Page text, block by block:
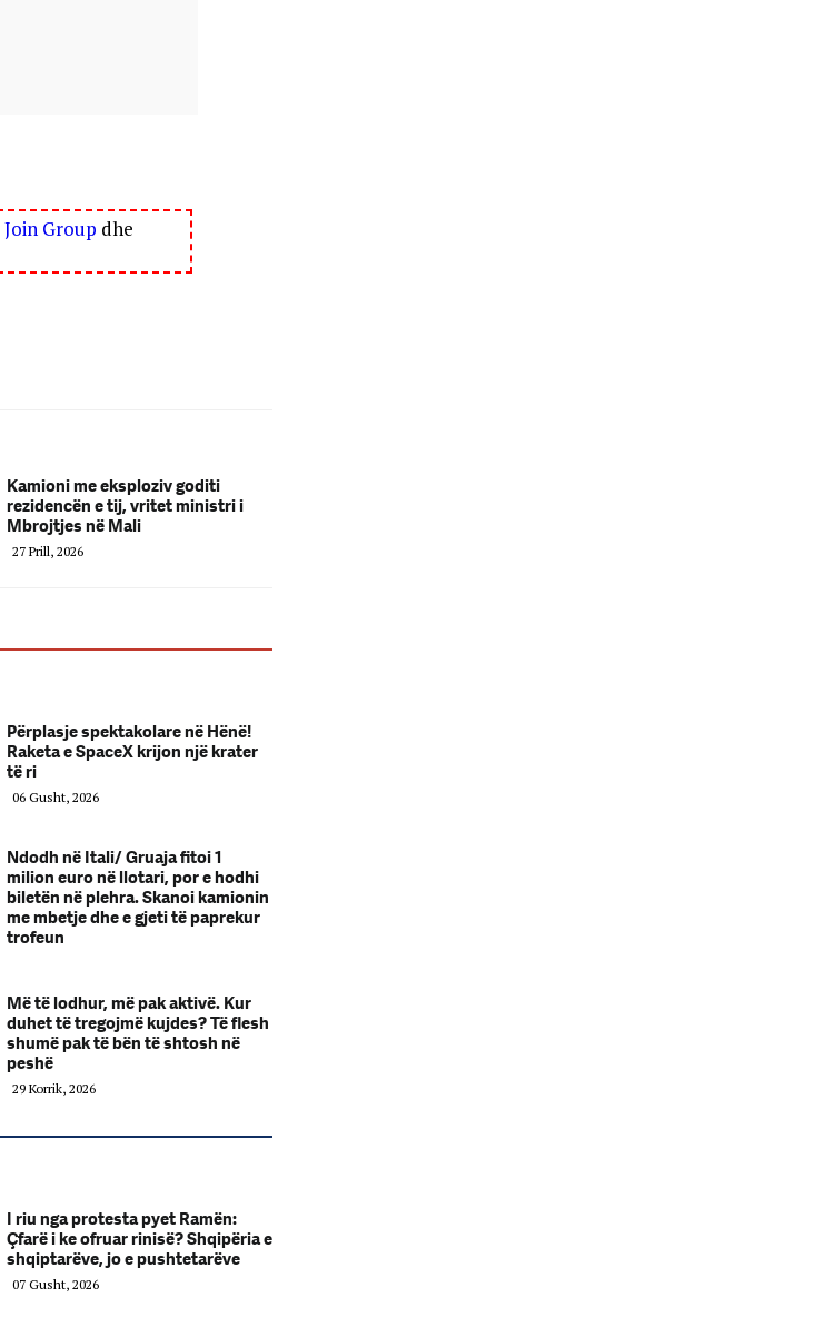
Join Group dhe
Kamioni me eksploziv goditi
rezidencën e tij, vritet ministri i
Mbrojtjes në Mali
27 Prill, 2026
Përplasje spektakolare në Hënë!
Raketa e SpaceX krijon një krater
të ri
06 Gusht, 2026
Ndodh në Itali/ Gruaja fitoi 1
milion euro në llotari, por e hodhi
biletën në plehra. Skanoi kamionin
me mbetje dhe e gjeti të paprekur
trofeun
Më të lodhur, më pak aktivë. Kur
duhet të tregojmë kujdes? Të flesh
shumë pak të bën të shtosh në
peshë
29 Korrik, 2026
I riu nga protesta pyet Ramën:
Çfarë i ke ofruar rinisë? Shqipëria e
shqiptarëve, jo e pushtetarëve
07 Gusht, 2026